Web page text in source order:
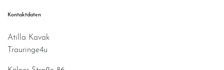
Kontaktdaten
Atilla Kavak
Trauringe4u